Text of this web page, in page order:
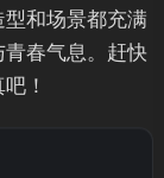
和场景都充满
春气息。赶快
！